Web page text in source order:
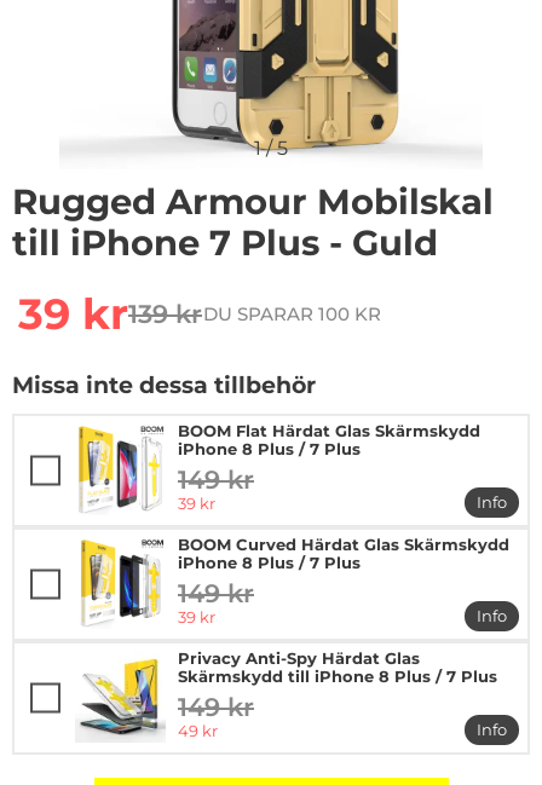
1/5
Rugged Armour Mobilskal
till iPhone 7 Plus - Guld
rea pris
39 krtidigare pris
139 krDU SPARAR 100 KR
Missa inte dessa tillbehör
BOOM Flat Härdat Glas Skärmskydd
iPhone 8 Plus / 7 Plus
tidigare pris
149 kr
rea pris
39 kr
Info
mer
BOOM Curved Härdat Glas Skärmskydd
iPhone 8 Plus / 7 Plus
tidigare pris
149 kr
rea pris
39 kr
Info
mer
Privacy Anti-Spy Härdat Glas
Skärmskydd till iPhone 8 Plus / 7 Plus
tidigare pris
149 kr
rea pris
49 kr
Info
mer